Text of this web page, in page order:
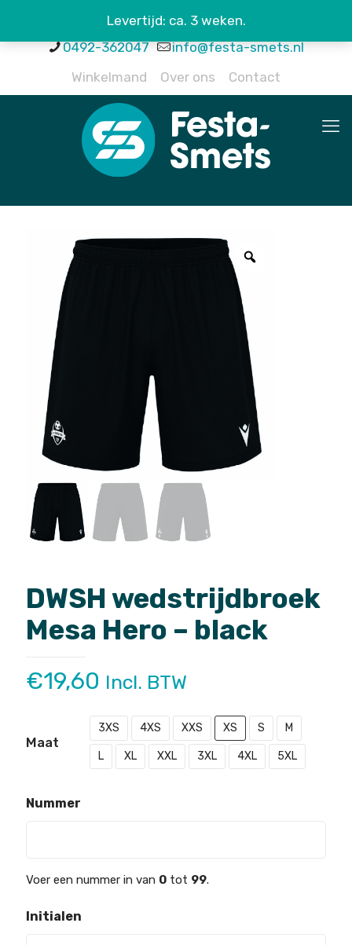
0492-362047
info@festa-smets.nl
Winkelmand
Over ons Contact
DWSH wedstrijdbroek
Mesa Hero – black
€19,60 Incl. BTW
Maat
3XS 4XS XXS XS S M
L XL XXL 3XL 4XL 5XL
Nummer
Voer een nummer in van 0 tot 99.
Initialen
Levertijd: ca. 3 weken.